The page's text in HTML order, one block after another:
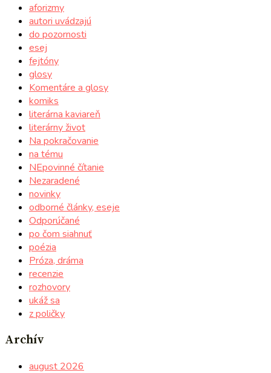
aforizmy
autori uvádzajú
do pozornosti
esej
fejtóny
glosy
Komentáre a glosy
komiks
literárna kaviareň
literárny život
Na pokračovanie
na tému
NEpovinné čítanie
Nezaradené
novinky
odborné články, eseje
Odporúčané
po čom siahnuť
poézia
Próza, dráma
recenzie
rozhovory
ukáž sa
z poličky
Archív
august 2026